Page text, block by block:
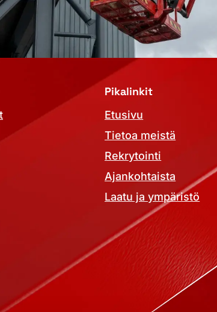
Pikalinkit
Etusivu
Tietoa meistä
Rekrytointi
Ajankohtaista
Laatu ja ympäristö